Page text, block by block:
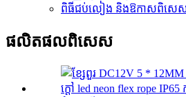
ពិធីជប់លៀង និងឱកាសពិសេ
ផលិតផល​ពិសេស